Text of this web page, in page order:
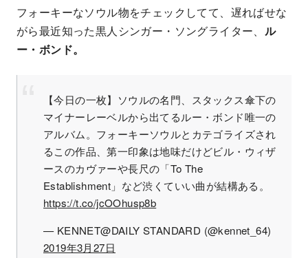
フォーキーなソウル物をチェックしてて、遅ればせな
がら最近知った黒人シンガー・ソングライター、 ル
ー・ボンド。
【今日の一枚】ソウルの名門、スタックス傘下の
マイナーレーベルから出てるルー・ボンド唯一の
アルバム。フォーキーソウルとカテゴライズされ
るこの作品、第一印象は地味だけどビル・ウィザ
ースのカヴァーや長尺の「To The
Establishment」など渋くていい曲が結構ある。
https://t.co/jcOOhusp8b
— KENNET@DAILY STANDARD (@kennet_64)
2019年3月27日